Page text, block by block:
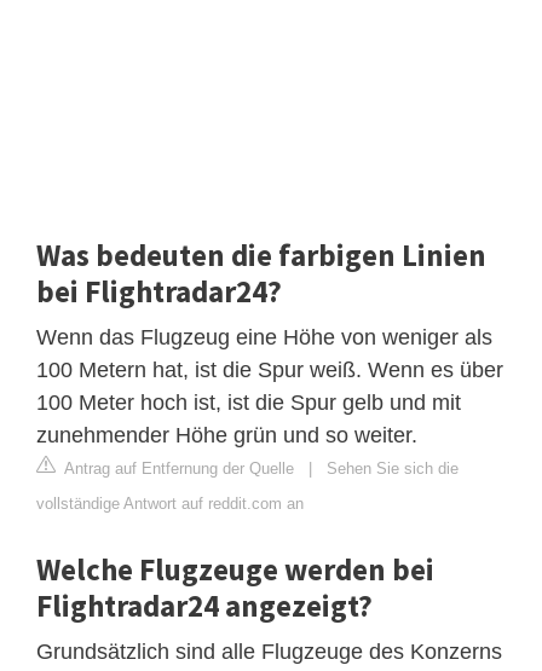
Was bedeuten die farbigen Linien
bei Flightradar24?
Wenn das Flugzeug eine Höhe von weniger als
100 Metern hat, ist die Spur weiß. Wenn es über
100 Meter hoch ist, ist die Spur gelb und mit
zunehmender Höhe grün und so weiter.
Antrag auf Entfernung der Quelle
Sehen Sie sich die
vollständige Antwort auf reddit.com an
Welche Flugzeuge werden bei
Flightradar24 angezeigt?
Grundsätzlich sind alle Flugzeuge des Konzerns